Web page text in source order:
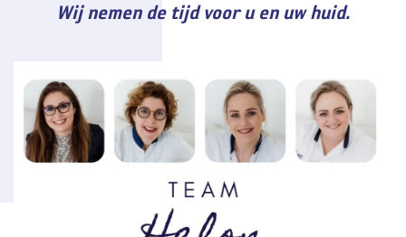
Wij nemen de tijd voor u en uw huid.